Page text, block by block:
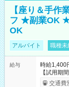
【座り＆手作
フ ★副業OK
OK
アルバイト 職種未
給与
時給1,400
【試用期
給与は本
交通費